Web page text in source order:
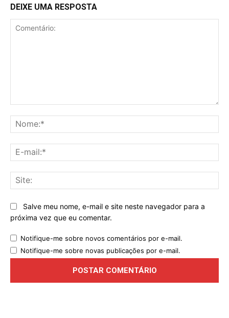
DEIXE UMA RESPOSTA
Salve meu nome, e-mail e site neste navegador para a
próxima vez que eu comentar.
Notifique-me sobre novos comentários por e-mail.
Notifique-me sobre novas publicações por e-mail.